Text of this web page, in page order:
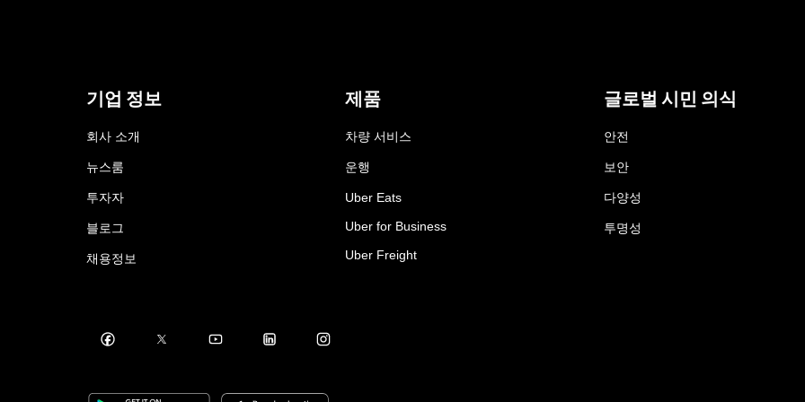
기업 정보
회사 소개
뉴스룸
투자자
블로그
채용정보
제품
차량 서비스
운행
Uber Eats
Uber for Business
Uber Freight
글로벌 시민 의식
안전
보안
다양성
투명성